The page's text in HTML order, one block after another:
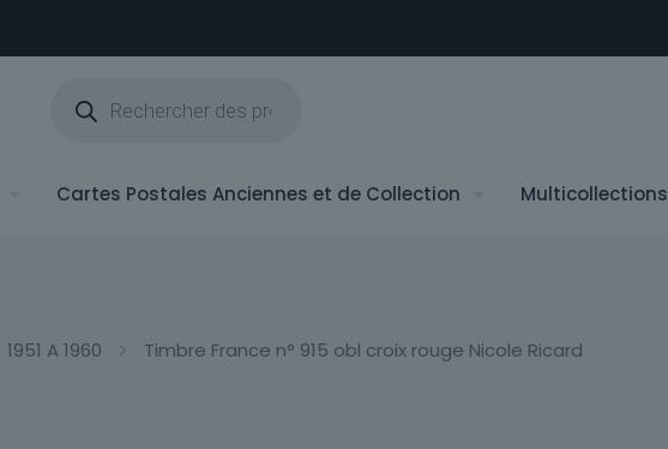
produits
Cartes Postales Anciennes et de Collection Multicollections
1951 A 1960 Timbre France n° 915 obl croix rouge Nicole Ricard